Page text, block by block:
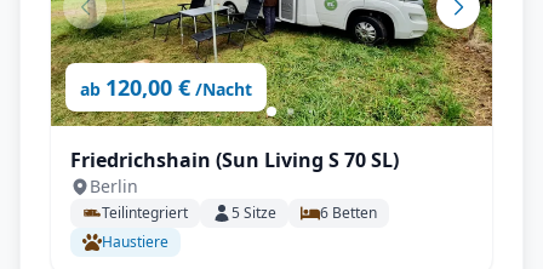
ab 120,00 € /Nacht
Friedrichshain (Sun Living S 70 SL)
Berlin
Teilintegriert 5Sitze 6 Betten
Haustiere